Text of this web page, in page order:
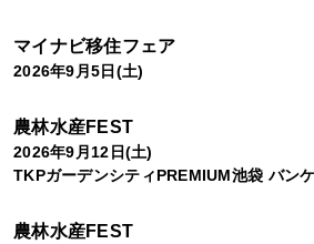
マイナビ移住フェア
2026年9月5日(土)
農林水産FEST
2026年9月12日(土)
TKPガーデンシティPREMIUM池袋 バン
農林水産FEST